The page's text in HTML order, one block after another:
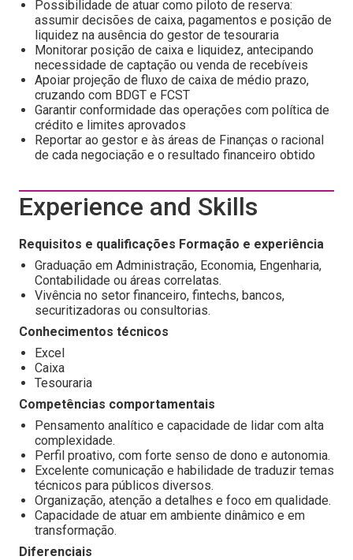
Possibilidade de atuar como piloto de reserva:
assumir decisões de caixa, pagamentos e posição de
liquidez na ausência do gestor de tesouraria
Monitorar posição de caixa e liquidez, antecipando
necessidade de captação ou venda de recebíveis
Apoiar projeção de fluxo de caixa de médio prazo,
cruzando com BDGT e FCST
Garantir conformidade das operações com política de
crédito e limites aprovados
Reportar ao gestor e às áreas de Finanças o racional
de cada negociação e o resultado financeiro obtido
Experience and Skills
Requisitos e qualificações Formação e experiência
Graduação em Administração, Economia, Engenharia,
Contabilidade ou áreas correlatas.
Vivência no setor financeiro, fintechs, bancos,
securitizadoras ou consultorias.
Conhecimentos técnicos
Excel
Caixa
Tesouraria
Competências comportamentais
Pensamento analítico e capacidade de lidar com alta
complexidade.
Perfil proativo, com forte senso de dono e autonomia.
Excelente comunicação e habilidade de traduzir temas
técnicos para públicos diversos.
Organização, atenção a detalhes e foco em qualidade.
Capacidade de atuar em ambiente dinâmico e em
transformação.
Diferenciais